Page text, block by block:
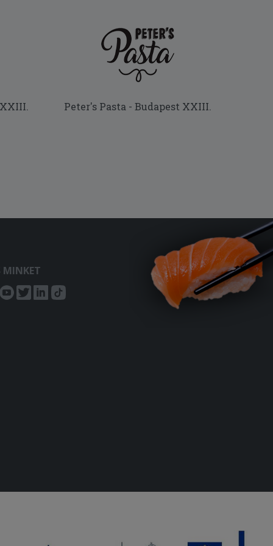
Peter's Pasta - Budapest XXIII.
MINKET